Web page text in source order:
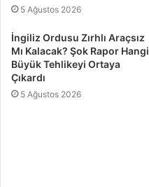
5 Ağustos 2026
İngiliz Ordusu Zırhlı Araçsız
Mı Kalacak? Şok Rapor Hangi
Büyük Tehlikeyi Ortaya
Çıkardı
5 Ağustos 2026